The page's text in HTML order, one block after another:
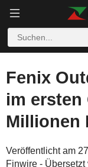
Fenix
im ersten
Millionen
Veröffentlicht am
Finwire -